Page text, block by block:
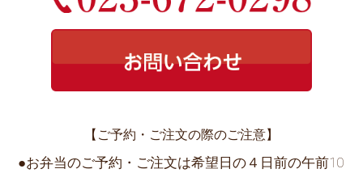
【ご予約・ご注文の際のご注意】
お弁当のご予約・ご注文は希望日の４日前の午前10